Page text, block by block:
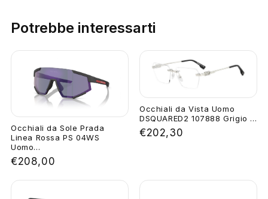
Potrebbe interessarti
Occhiali da Sole Prada
Linea Rossa PS 04WS
Uomo...
€208,00
Occhiali da Vista Uomo
DSQUARED2 107888 Grigio ...
€202,30